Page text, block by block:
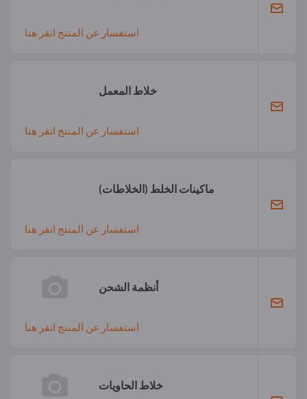
استفسار عن المنتج انقر هنا
خلاط المعمل
استفسار عن المنتج انقر هنا
ماكينات الخلط (الخلاطات)
استفسار عن المنتج انقر هنا
أنظمة الشحن
استفسار عن المنتج انقر هنا
خلاط الحاويات